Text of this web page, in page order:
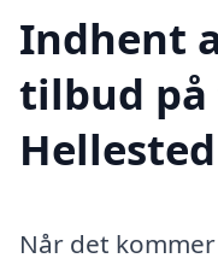
Indhent
tilbud på
Hellested
Når det